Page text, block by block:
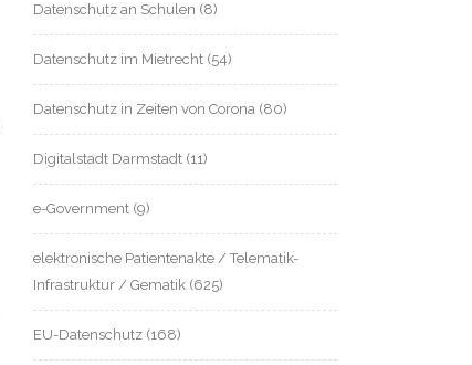
Datenschutz an Schulen (8)
Datenschutz im Mietrecht (54)
Datenschutz in Zeiten von Corona (80)
Digitalstadt Darmstadt (11)
e-Government (9)
elektronische Patientenakte / Telematik-
Infrastruktur / Gematik (625)
EU-Datenschutz (168)